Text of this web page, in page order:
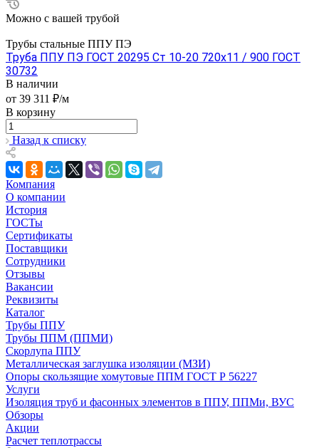
Можно с вашей трубой
Трубы стальные ППУ ПЭ
Труба ППУ ПЭ ГОСТ 20295 Ст 10-20 720x11 / 900 ГОСТ
30732
В наличии
от 39 311 ₽/м
В корзину
Назад к списку
Компания
О компании
История
ГОСТы
Сертификаты
Поставщики
Сотрудники
Отзывы
Вакансии
Реквизиты
Каталог
Трубы ППУ
Трубы ППМ (ППМИ)
Скорлупа ППУ
Металлическая заглушка изоляции (МЗИ)
Опоры скользящие хомутовые ППМ ГОСТ Р 56227
Услуги
Изоляция труб и фасонных элементов в ППУ, ППМи, ВУС
Обзоры
Акции
Расчет теплотрассы